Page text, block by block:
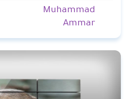
Muhammad
Ammar